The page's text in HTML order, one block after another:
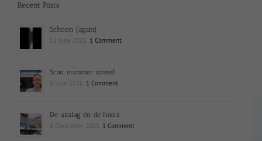
Recent Posts
Schoon (again)
15 June 2026 1 Comment
Scan nummer zoveel
8 June 2026 1 Comment
De uitslag én de foto’s
8 December 2025 1 Comment